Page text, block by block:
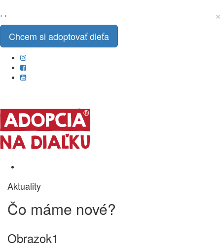
‹ › ×
Chcem si adoptovať dieťa
Aktuality
Čo máme nové?
Obrazok1